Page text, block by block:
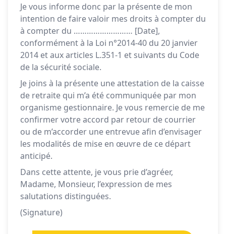
Je vous informe donc par la présente de mon
intention de faire valoir mes droits à compter du
à compter du ……………………… [Date],
conformément à la Loi n°2014-40 du 20 janvier
2014 et aux articles L.351-1 et suivants du Code
de la sécurité sociale.
Je joins à la présente une attestation de la caisse
de retraite qui m’a été communiquée par mon
organisme gestionnaire. Je vous remercie de me
confirmer votre accord par retour de courrier
ou de m’accorder une entrevue afin d’envisager
les modalités de mise en œuvre de ce départ
anticipé.
Dans cette attente, je vous prie d’agréer,
Madame, Monsieur, l’expression de mes
salutations distinguées.
(Signature)